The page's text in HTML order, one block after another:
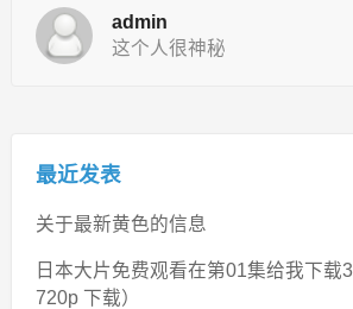
admin
这个人很神秘
最近发表
关于最新黄色的信息
日本大片免费观看在第01集给我下载
720p 下载）